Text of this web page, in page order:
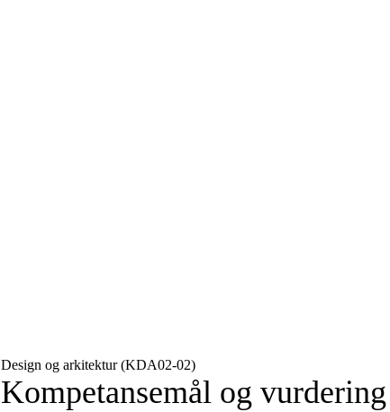
Design og arkitektur (KDA02‑02)
Kompetansemål og vurdering